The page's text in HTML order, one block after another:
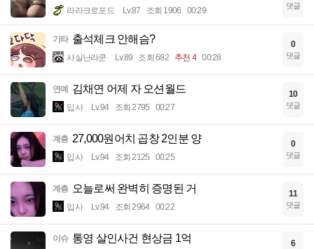
라라크로포드 Lv.87 조회 1906 00:29 댓글
기타 출석체크 안해슴?
사실난라쿤 Lv.89 조회 682 추천 4 00:28
0
댓글
연예 김채연 어제 자 오션월드
입사 Lv.94 조회 2795 00:27
10
댓글
계층 27,000원어치 곱창 2인분 양
입사 Lv.94 조회 2125 00:25
0
댓글
계층 오늘로써 완벽히 증명된 거
입사 Lv.94 조회 2964 00:22
11
댓글
이슈 통영 살인사건 현상금 1억 6